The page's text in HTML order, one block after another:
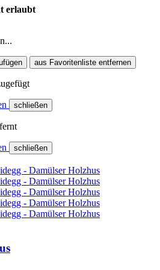
erlaubt
aus Favoritenliste entfernen
schließen
schließen